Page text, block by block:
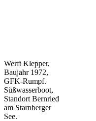
Werft Klepper,
Baujahr 1972,
GFK-Rumpf.
Süßwasserboot,
Standort Bernried
am Starnberger
See.